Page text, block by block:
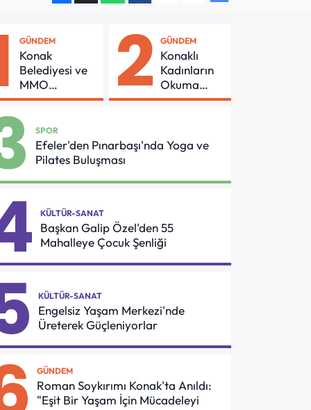
GÜNDEM
Konak
Belediyesi ve
MMO
Arasında
Güvenliği İçin
Önemli
Protokol
2 GÜNDEM
Konaklı
Kadınların
Okuma
Azmi Örnek
SPOR
Efeler'den Pınarbaşı'nda Yoga ve
Pilates Buluşması
KÜLTÜR-SANAT
Başkan Galip Özel'den 55
Mahalleye Çocuk Şenliği
KÜLTÜR-SANAT
Engelsiz Yaşam Merkezi'nde
Üreterek Güçleniyorlar
GÜNDEM
Roman Soykırımı Konak'ta Anıldı:
"Eşit Bir Yaşam İçin Mücadeleyi